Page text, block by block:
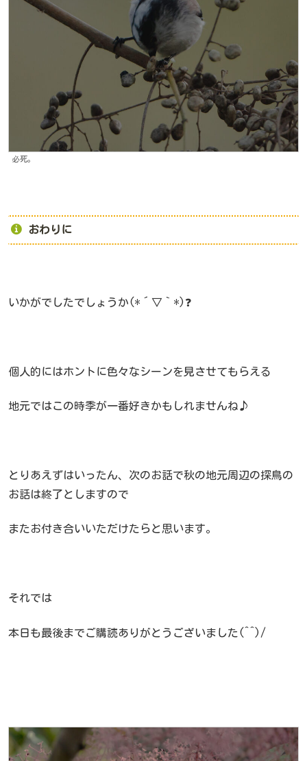
必死。
おわりに
いかがでしたでしょうか(*´▽｀*)❓
個人的にはホントに色々なシーンを見させてもらえる
地元ではこの時季が一番好きかもしれませんね♪
とりあえずはいったん、次のお話で秋の地元周辺の探鳥の
お話は終了としますので
またお付き合いいただけたらと思います。
それでは
本日も最後までご購読ありがとうございました(^^)/